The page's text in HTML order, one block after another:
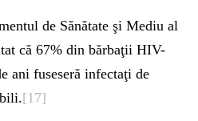
de Sănătate şi Mediu al
că 67% din bărbaţii HIV-
ani fuseseră infectaţi de
[17]